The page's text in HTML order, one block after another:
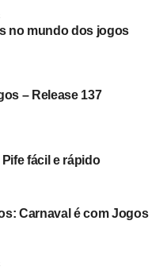
no mundo dos jogos
– Release 137
fácil e rápido
Carnaval é com Jogos